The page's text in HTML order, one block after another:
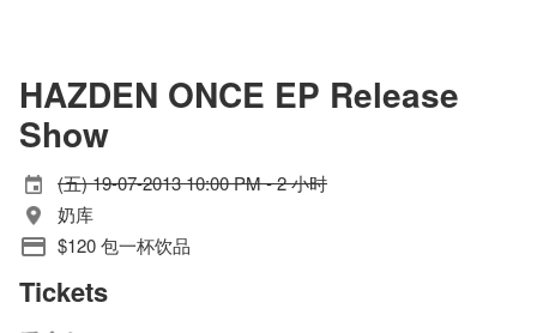
HAZDEN ONCE EP Release
Show
(五) 19-07-2013 10:00 PM - 2 小时
奶库
$120 包一杯饮品
Tickets